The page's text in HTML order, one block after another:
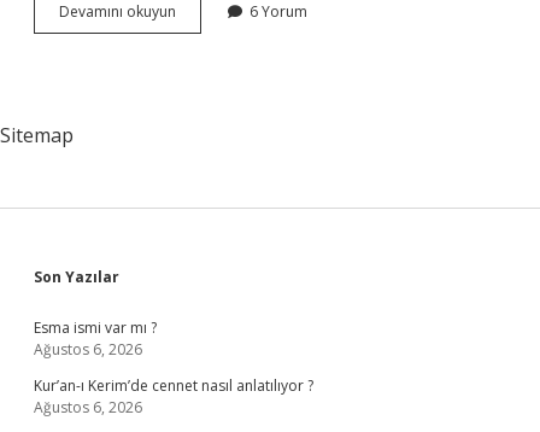
Devamını okuyun
Eğitiminde
6 Yorum
Sitemap
Sidebar
Son Yazılar
Esma ismi var mı ?
Ağustos 6, 2026
Kur’an-ı Kerim’de cennet nasıl anlatılıyor ?
Ağustos 6, 2026